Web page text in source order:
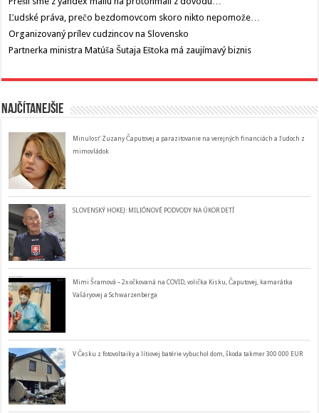
Ľudské práva, prečo bezdomovcom skoro nikto nepomože…
Organizovaný prílev cudzincov na Slovensko
Partnerka ministra Matúša Šutaja Eštoka má zaujímavý biznis
Najčítanejšie
Minulosť Zuzany Čaputovej a parazitovanie na verejných financiách a ľudoch z
mimovládok
SLOVENSKÝ HOKEJ: MILIÓNOVÉ PODVODY NA ÚKOR DETÍ
Mimi Šramová – 2x očkovaná na COVID, volička Kisku, Čaputovej, kamarátka
Vašáryovej a Schwarzenberga
V Česku z fotovoltaiky a lítiovej batérie vybuchol dom, škoda takmer 300 000 EUR